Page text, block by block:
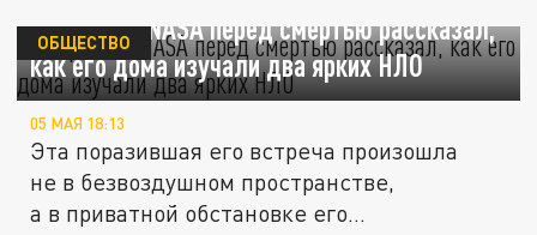
Астронавт NASA перед смертью рассказал,
как его дома изучали два ярких НЛО
ОБЩЕСТВО
05 МАЯ 18:13
Эта поразившая его встреча произошла
не в безвоздушном пространстве,
а в приватной обстановке его